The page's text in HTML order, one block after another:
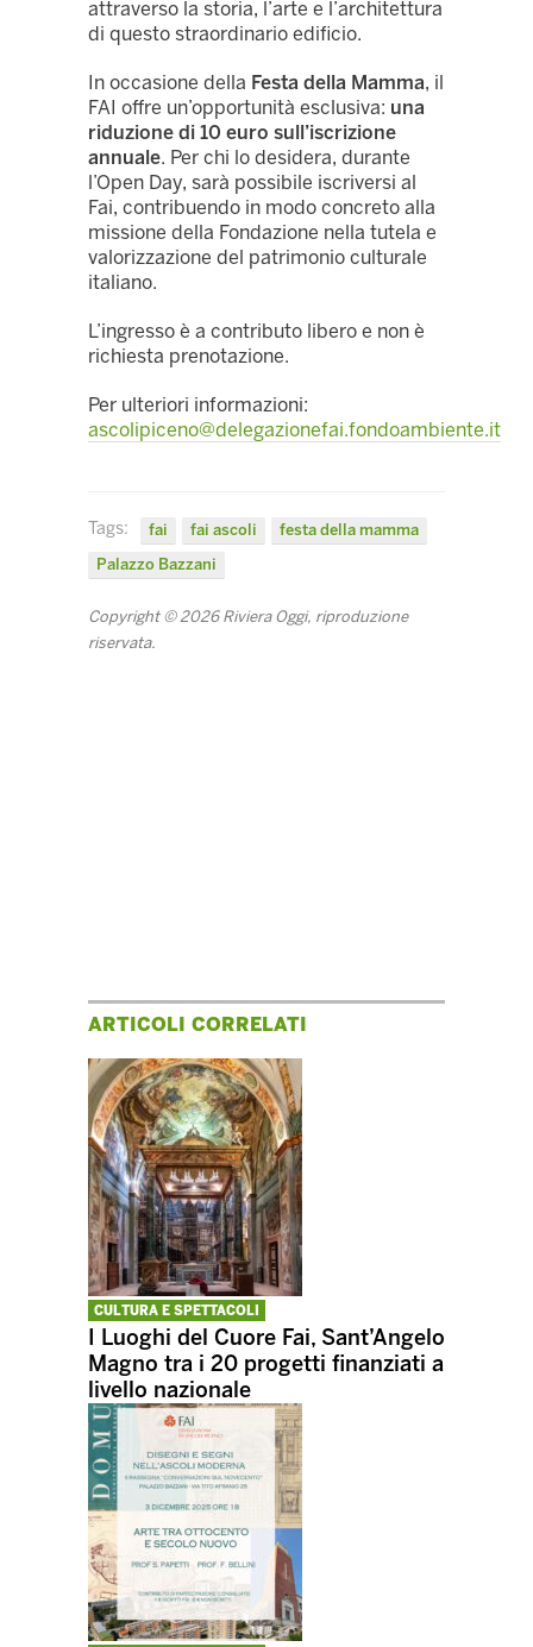
attraverso la storia, l’arte e l’architettura
di questo straordinario edificio.
In occasione della Festa della Mamma, il
FAI offre un’opportunità esclusiva: una
riduzione di 10 euro sull’iscrizione
annuale. Per chi lo desidera, durante
l’Open Day, sarà possibile iscriversi al
Fai, contribuendo in modo concreto alla
missione della Fondazione nella tutela e
valorizzazione del patrimonio culturale
italiano.
L’ingresso è a contributo libero e non è
richiesta prenotazione.
Per ulteriori informazioni:
ascolipiceno@delegazionefai.fondoambiente.it
Tags: fai fai ascoli
festa della mamma
Palazzo Bazzani
Copyright © 2026 Riviera Oggi, riproduzione
riservata.
ARTICOLI CORRELATI
CULTURA E SPETTACOLI
I Luoghi del Cuore Fai, Sant’Angelo
Magno tra i 20 progetti finanziati a
livello nazionale